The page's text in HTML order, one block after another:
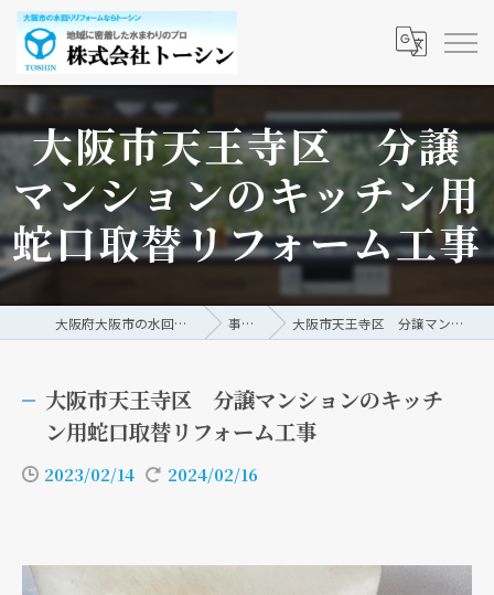
大阪市天王寺区 分譲
マンションのキッチン用
蛇口取替リフォーム工事
大阪府大阪市の水回りリフォームなら株式会社トーシン 事例/ブログ 大阪市天王寺区 分譲マンションのキッチン用蛇口取替リフォーム工事
大阪市天王寺区 分譲マンションのキッチ
ン用蛇口取替リフォーム工事
2023/02/14 2024/02/16